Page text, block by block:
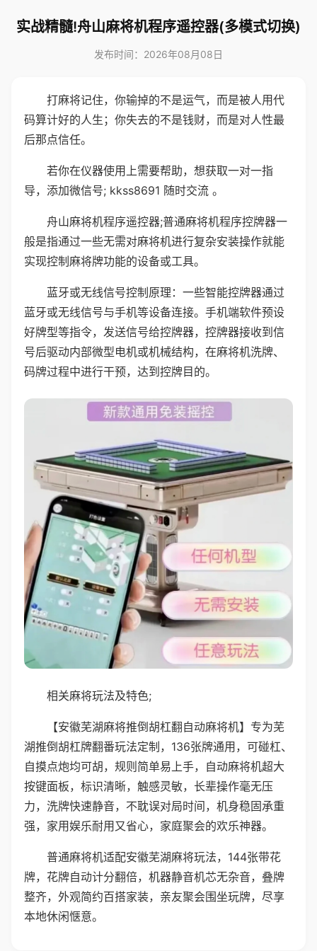
实战精髓!舟山麻将机程序遥控器(多模式切换)
发布时间：2026年08月08日
打麻将记住，你输掉的不是运气，而是被人用代
码算计好的人生；你失去的不是钱财，而是对人性最
后那点信任。
若你在仪器使用上需要帮助，想获取一对一指
导，添加微信号; kkss8691 随时交流 。
舟山麻将机程序遥控器;普通麻将机程序控牌器一
般是指通过一些无需对麻将机进行复杂安装操作就能
实现控制麻将牌功能的设备或工具。
蓝牙或无线信号控制原理：一些智能控牌器通过
蓝牙或无线信号与手机等设备连接。手机端软件预设
好牌型等指令，发送信号给控牌器，控牌器接收到信
号后驱动内部微型电机或机械结构，在麻将机洗牌、
码牌过程中进行干预，达到控牌目的。
相关麻将玩法及特色;
【安徽芜湖麻将推倒胡杠翻自动麻将机】专为芜
湖推倒胡杠牌翻番玩法定制，136张牌通用，可碰杠、
自摸点炮均可胡，规则简单易上手，自动麻将机超大
按键面板，标识清晰，触感灵敏，长辈操作毫无压
力，洗牌快速静音，不耽误对局时间，机身稳固承重
强，家用娱乐耐用又省心，家庭聚会的欢乐神器。
普通麻将机适配安徽芜湖麻将玩法，144张带花
牌，花牌自动计分翻倍，机器静音机芯无杂音，叠牌
整齐，外观简约百搭家装，亲友聚会围坐玩牌，尽享
本地休闲惬意。